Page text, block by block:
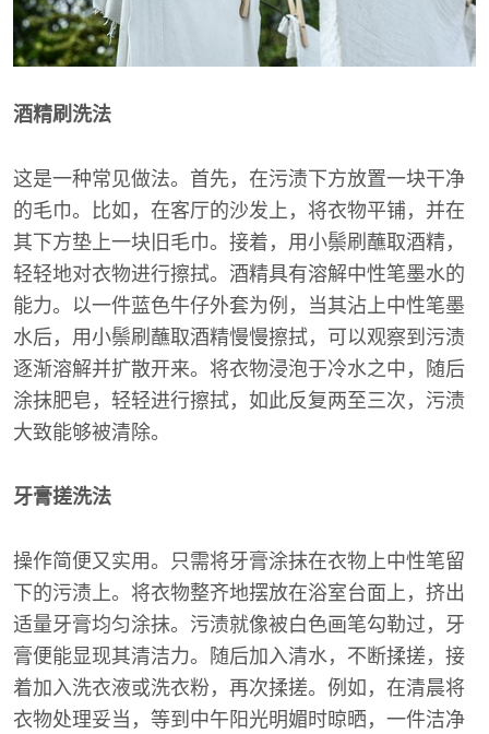
酒精刷洗法
这是一种常见做法。首先，在污渍下方放置一块干净
的毛巾。比如，在客厅的沙发上，将衣物平铺，并在
其下方垫上一块旧毛巾。接着，用小鬃刷蘸取酒精，
轻轻地对衣物进行擦拭。酒精具有溶解中性笔墨水的
能力。以一件蓝色牛仔外套为例，当其沾上中性笔墨
水后，用小鬃刷蘸取酒精慢慢擦拭，可以观察到污渍
逐渐溶解并扩散开来。将衣物浸泡于冷水之中，随后
涂抹肥皂，轻轻进行擦拭，如此反复两至三次，污渍
大致能够被清除。
牙膏搓洗法
操作简便又实用。只需将牙膏涂抹在衣物上中性笔留
下的污渍上。将衣物整齐地摆放在浴室台面上，挤出
适量牙膏均匀涂抹。污渍就像被白色画笔勾勒过，牙
膏便能显现其清洁力。随后加入清水，不断揉搓，接
着加入洗衣液或洗衣粉，再次揉搓。例如，在清晨将
衣物处理妥当，等到中午阳光明媚时晾晒，一件洁净